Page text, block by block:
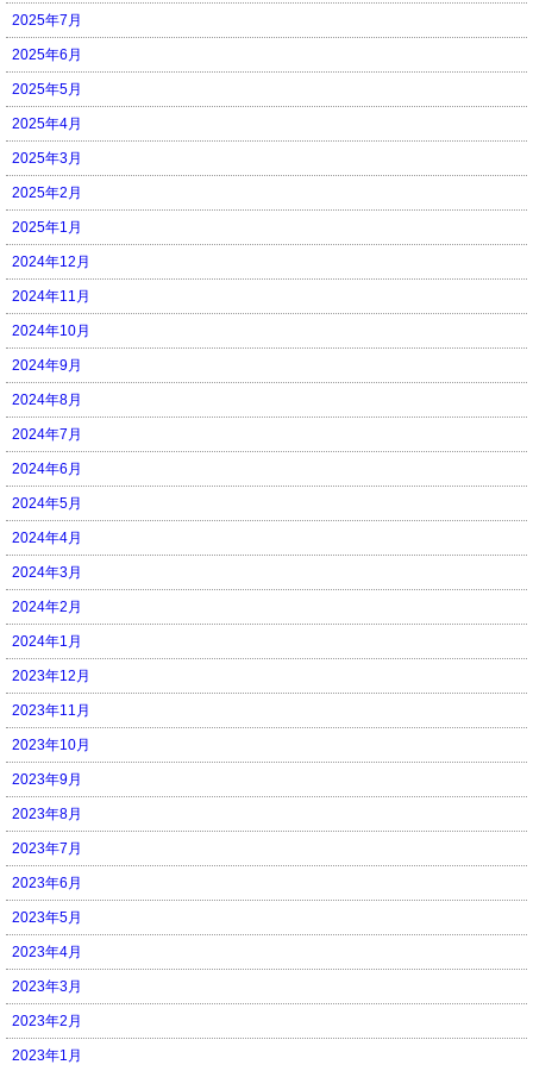
2025年7月
2025年6月
2025年5月
2025年4月
2025年3月
2025年2月
2025年1月
2024年12月
2024年11月
2024年10月
2024年9月
2024年8月
2024年7月
2024年6月
2024年5月
2024年4月
2024年3月
2024年2月
2024年1月
2023年12月
2023年11月
2023年10月
2023年9月
2023年8月
2023年7月
2023年6月
2023年5月
2023年4月
2023年3月
2023年2月
2023年1月